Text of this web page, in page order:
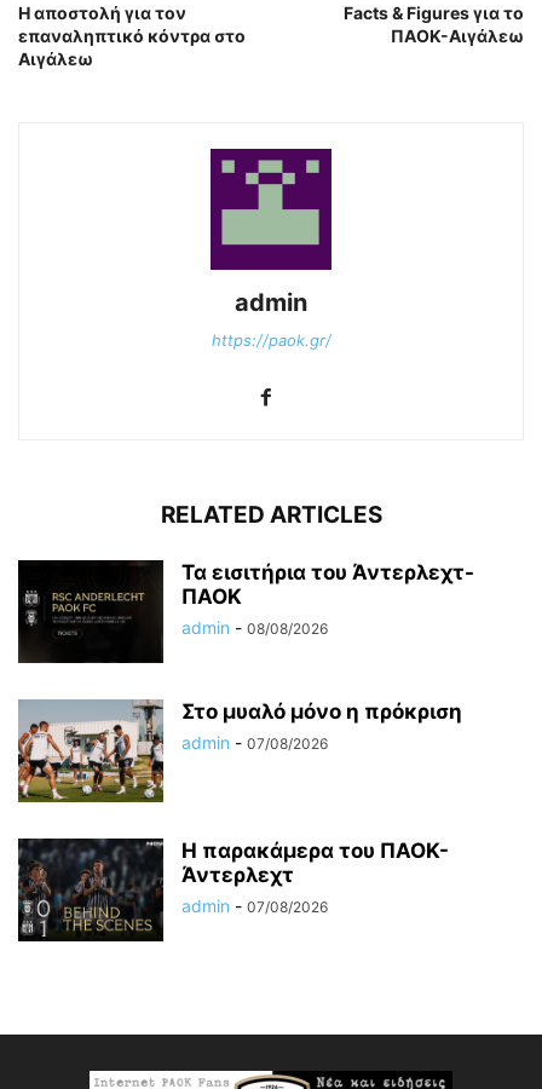
Η αποστολή για τον
επαναληπτικό κόντρα στο
Αιγάλεω
Facts & Figures για το
ΠΑΟΚ-Αιγάλεω
admin
https://paok.gr/
RELATED ARTICLES
Τα εισιτήρια του Άντερλεχτ-
ΠΑΟΚ
admin - 08/08/2026
Στο μυαλό μόνο η πρόκριση
admin - 07/08/2026
Η παρακάμερα του ΠΑΟΚ-
Άντερλεχτ
admin - 07/08/2026